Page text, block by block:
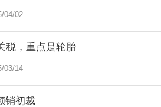
04/02
税，重点是轮胎
03/14
销初裁